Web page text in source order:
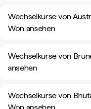
Wechselkurse von
Won ansehen
Wechselkurse von
ansehen
Wechselkurse von